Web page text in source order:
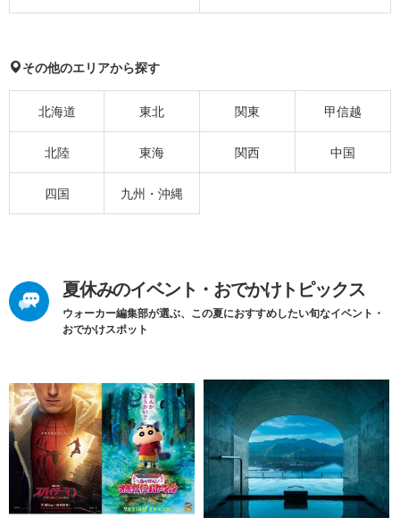
その他のエリアから探す
北海道 東北 関東 甲信越
北陸 東海 関西 中国
四国 九州・沖縄
夏休みのイベント・おでかけトピックス
ウォーカー編集部が選ぶ、この夏におすすめしたい旬なイベント・
おでかけスポット